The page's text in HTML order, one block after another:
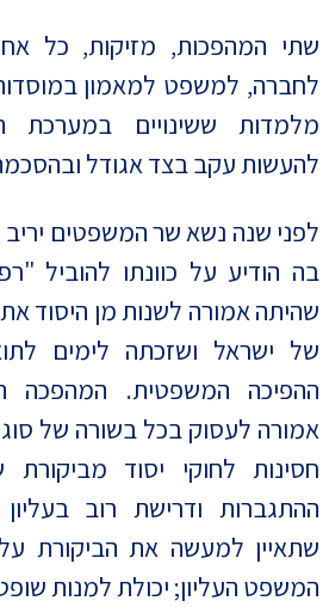
שתי המהפכות, מזיקות, כל
לחברה, למשפט למאמון
מלמדות ששינויים במערכת
להעשות עקב בצד אגודל
לפני שנה נשא שר המשפטים יריב
בה הודיע על כוונתו להוביל
שהיתה אמורה לשנות מן היסוד
של ישראל ושזכתה לימים
ההפיכה המשפטית. המהפכה
אמורה לעסוק בכל בשורה של
חסינות לחוקי יסוד
ההתגברות ודרישת רוב
שתאיין למעשה את הביקורת
המשפט העליון; יכולת למנות